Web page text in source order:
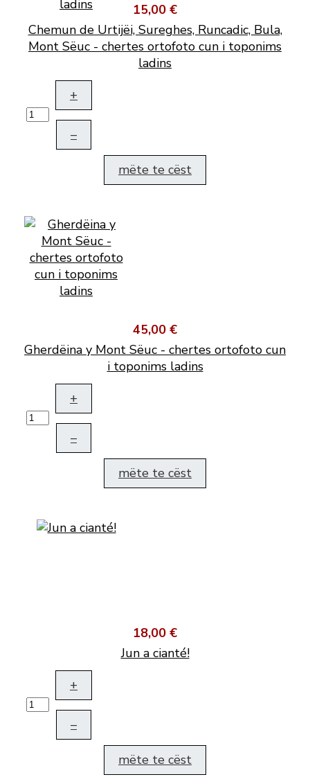
15,00 €
Chemun de Urtijëi, Sureghes, Runcadic, Bula,
Mont Sëuc - chertes ortofoto cun i toponims
ladins
+
–
mëte te cëst
45,00 €
Gherdëina y Mont Sëuc - chertes ortofoto cun
i toponims ladins
+
–
mëte te cëst
18,00 €
Jun a cianté!
+
–
mëte te cëst